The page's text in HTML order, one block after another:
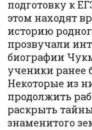
подготовку к
этом находят
историю
прозвучали
биографии
ученики ранее
Некоторые из
продолжить
раскрыть
знаменитого